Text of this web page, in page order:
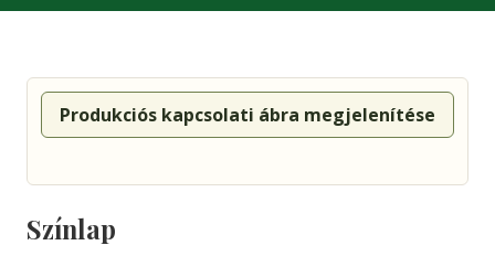
Produkciós kapcsolati ábra megjelenítése
Színlap